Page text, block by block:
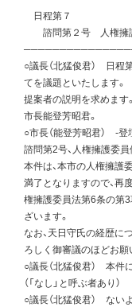
日程第７
諮問第２号 人権擁護
○議長（北猛俊君） 日程
てを議題といたします。
提案者の説明を求めます。
市長能登芳昭君。
○市長（能登芳昭君） -
諮問第2号、人権擁護委
本件は、本市の人権擁護
満了となりますので、再
権擁護委員法第6条の第
ざいます。
なお、天日守氏の経歴に
ろしく御審議のほどお願
○議長（北猛俊君） 本件
（「なし」と呼ぶ者あり）
○議長（北猛俊君） ない